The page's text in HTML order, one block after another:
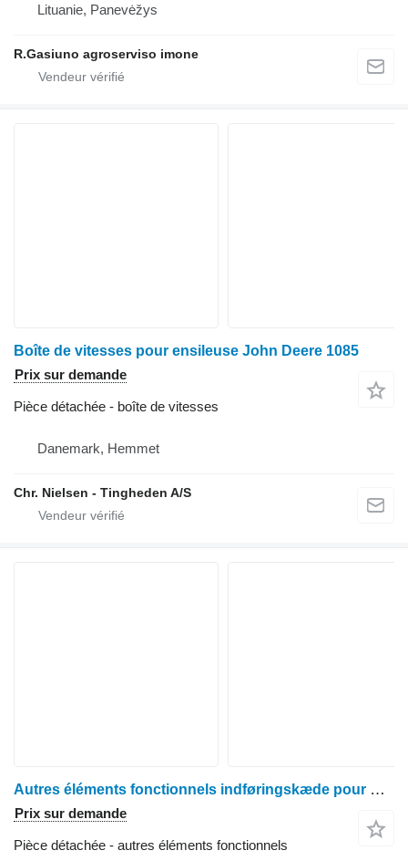
Lituanie, Panevėžys
R.Gasiuno agroserviso imone
Boîte de vitesses pour ensileuse John Deere 1085
Prix sur demande
Pièce détachée - boîte de vitesses
Danemark, Hemmet
Chr. Nielsen - Tingheden A/S
Autres éléments fonctionnels indføringskæde pour moissonneuse-batteuse John Deere 1085
Prix sur demande
Pièce détachée - autres éléments fonctionnels